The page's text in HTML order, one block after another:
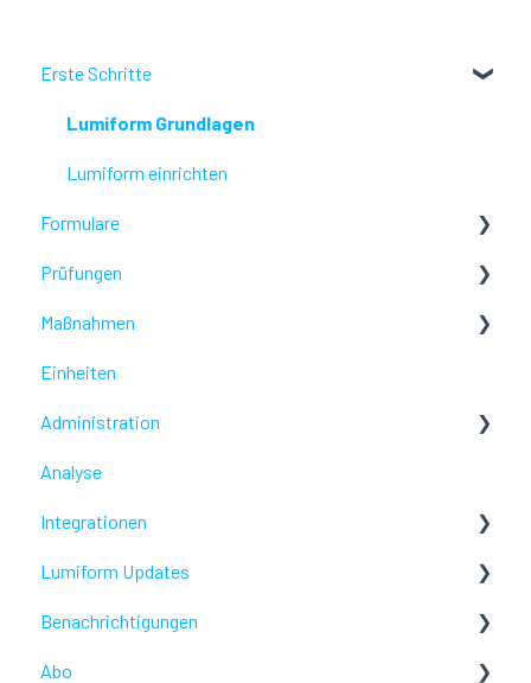
Erste Schritte
Lumiform Grundlagen
Lumiform einrichten
Formulare
Konfiguriere Deine Berichte
Problembehebung
Prüfungen
Problembehebung
Maßnahmen
Problembehebung
Einheiten
Administration
Problembehebung
Profil
Analyse
Integrationen
Webhooks /Workflow Automatisierung
Lumiform Updates
Neue Eigenschaften
Benachrichtigungen
Problembehebung
Abo